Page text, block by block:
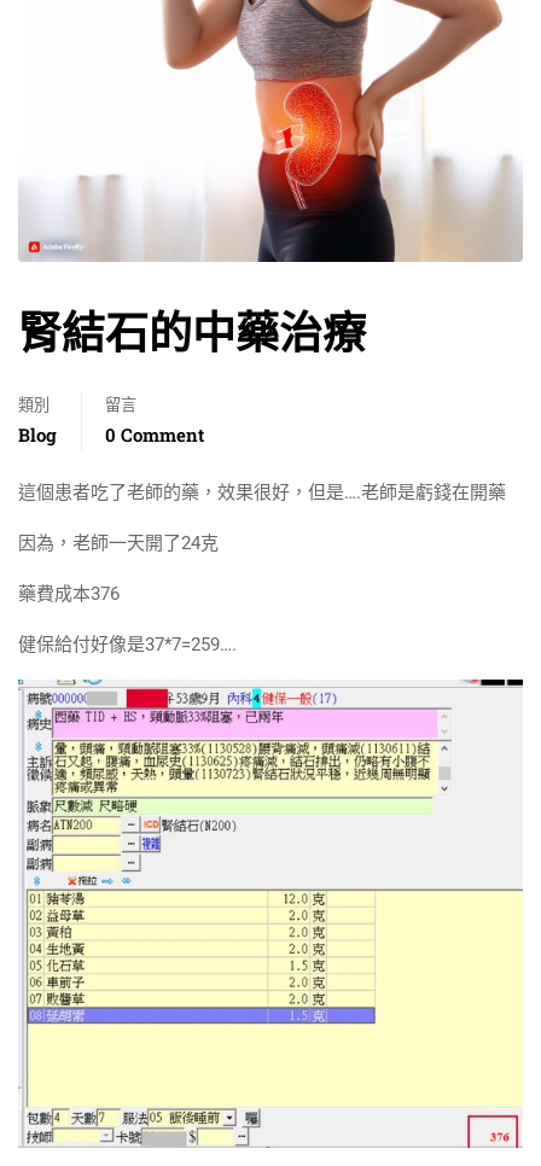
腎結石的中藥治療
類別
Blog
留言
0 Comment
這個患者吃了老師的藥，效果很好，但是….老師是虧錢在開藥
因為，老師一天開了24克
藥費成本376
健保給付好像是37*7=259….